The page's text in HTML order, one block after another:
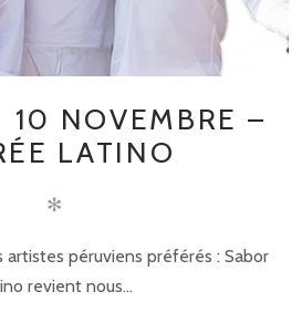
10 NOVEMBRE –
LATINO
✻
péruviens préférés : Sabor
revient nous...